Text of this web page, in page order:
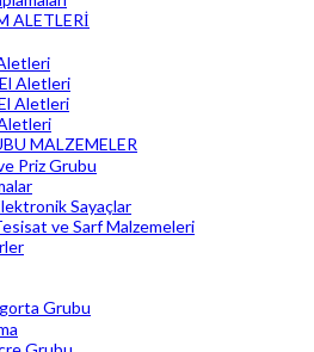
ALETLERİ
Aletleri
Aletleri
MALZEMELER
Priz Grubu
Sayaçlar
ve Sarf Malzemeleri
Grubu